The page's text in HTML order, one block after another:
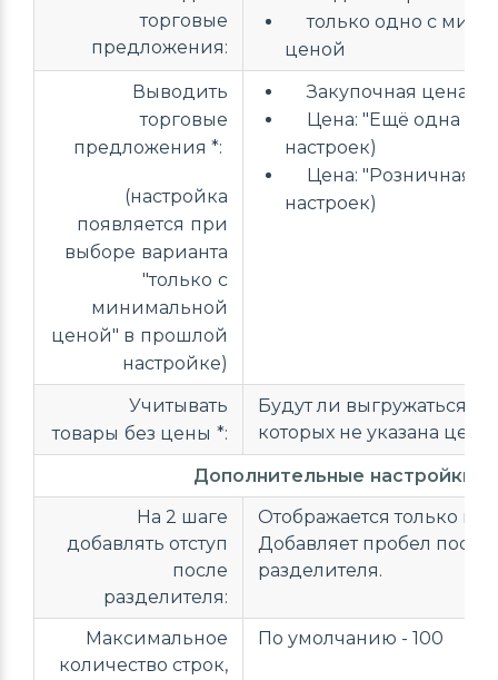
торговые
предложения:
только одно с
ценой
Выводить
торговые
предложения *:
(настройка
появляется при
выборе варианта
"только с
минимальной
ценой" в прошлой
настройке)
Закупочная цена
Цена: "Ещё одна
настроек)
Цена: "Розничная
настроек)
Учитывать
товары без цены *:
Будут ли выгружаться
которых не указана цена.
Дополнительные настройки
На 2 шаге
добавлять отступ
после
разделителя:
Отображается только на
Добавляет пробел после
разделителя.
Максимальное
количество строк,
По умолчанию - 100